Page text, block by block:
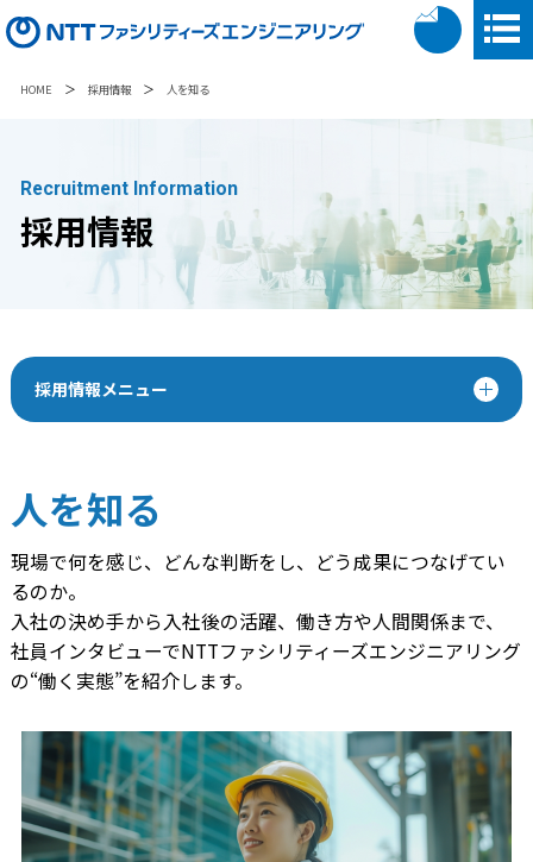
HOME ＞ 採用情報 ＞ 人を知る
Recruitment Information
採用情報
採用情報メニュー
人を知る
現場で何を感じ、どんな判断をし、どう成果につなげてい
るのか。
入社の決め手から入社後の活躍、働き方や人間関係まで、
社員インタビューでNTTファシリティーズエンジニアリング
の“働く実態”を紹介します。